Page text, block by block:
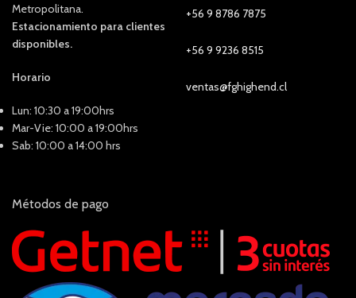
Metropolitana.
Estacionamiento para clientes
disponibles.
Horario
Lun: 10:30 a 19:00hrs
Mar-Vie: 10:00 a 19:00hrs
Sab: 10:00 a 14:00 hrs
+56 9 8786 7875
+56 9 9236 8515
ventas@fghighend.cl
Métodos de pago